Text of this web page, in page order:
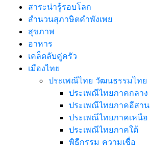
สาระน่ารู้รอบโลก
สำนวนสุภาษิตคำพังเพย
สุขภาพ
อาหาร
เคล็ดลับคู่ครัว
เมืองไทย
ประเพณีไทย วัฒนธรรมไทย
ประเพณีไทยภาคกลาง
ประเพณีไทยภาคอีสาน
ประเพณีไทยภาคเหนือ
ประเพณีไทยภาคใต้
พิธีกรรม ความเชื่อ